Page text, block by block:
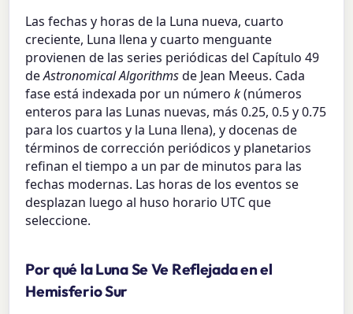
Las fechas y horas de la Luna nueva, cuarto
creciente, Luna llena y cuarto menguante
provienen de las series periódicas del Capítulo 49
deAstronomical Algorithmsde Jean Meeus. Cada
fase está indexada por un númerok(números
enteros para las Lunas nuevas, más 0.25, 0.5 y 0.75
para los cuartos y la Luna llena), y docenas de
términos de corrección periódicos y planetarios
refinan el tiempo a un par de minutos para las
fechas modernas. Las horas de los eventos se
desplazan luego al huso horario UTC que
seleccione.
Por qué la Luna Se Ve Reflejada en el
Hemisferio Sur